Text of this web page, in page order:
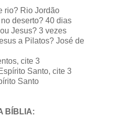
rio? Rio Jordão
deserto? 40 dias
Jesus? 3 vezes
a Pilatos? José de
cite 3
Santo, cite 3
Santo
BÍBLIA: